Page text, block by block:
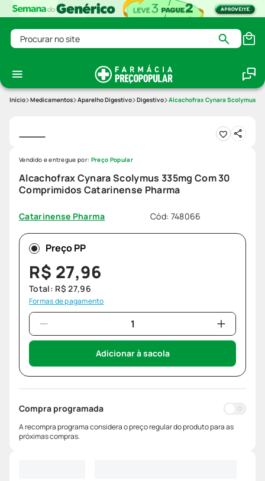
Procurar no site
Medicamentos Aparelho Digestivo Digestivo Alcachofrax Cynara Scolymus
Alcachofrax Cynara Scolymus 335mg Com 30
Comprimidos Catarinense Pharma
Catarinense Pharma Cód: 748066
Vendido e entregue por: Preço Popular
Preço PP
R$ 27,96
Total: R$ 27,96
Formas de pagamento
Adicionar à sacola
Compra programada
A recompra programa considera o preço regular do produto para as
próximas compras.